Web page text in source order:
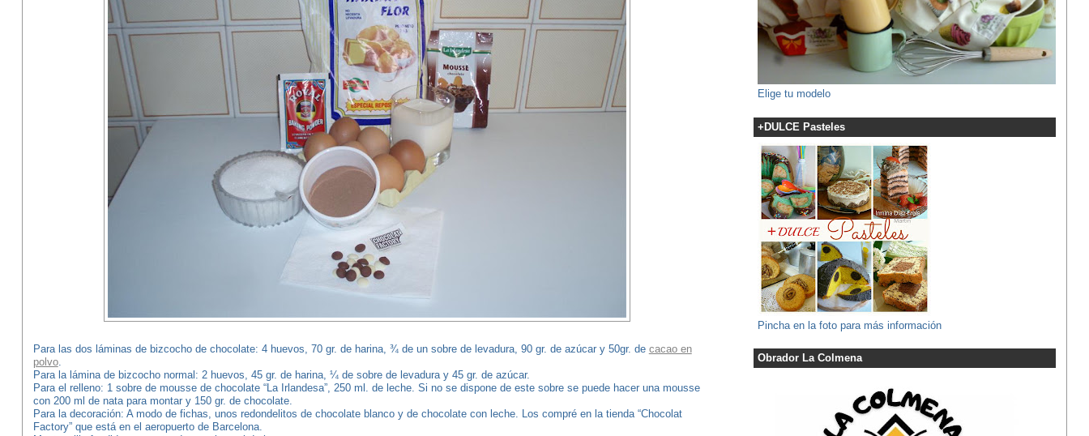
Para las dos láminas de bizcocho de chocolate: 4 huevos, 70 gr. de harina, ¾ de un sobre de levadura, 90 gr. de azúcar y 50gr. de cacao en
polvo.
Para la lámina de bizcocho normal: 2 huevos, 45 gr. de harina, ¼ de sobre de levadura y 45 gr. de azúcar.
Para el relleno: 1 sobre de mousse de chocolate “La Irlandesa”, 250 ml. de leche. Si no se dispone de este sobre se puede hacer una mousse
con 200 ml de nata para montar y 150 gr. de chocolate.
Para la decoración: A modo de fichas, unos redondelitos de chocolate blanco y de chocolate con leche. Los compré en la tienda “Chocolat
Factory” que está en el aeropuerto de Barcelona.
Elige tu modelo
+DULCE Pasteles
Pincha en la foto para más información
Obrador La Colmena